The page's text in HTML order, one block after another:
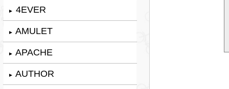
► 4EVER
► AMULET
► APACHE
► AUTHOR